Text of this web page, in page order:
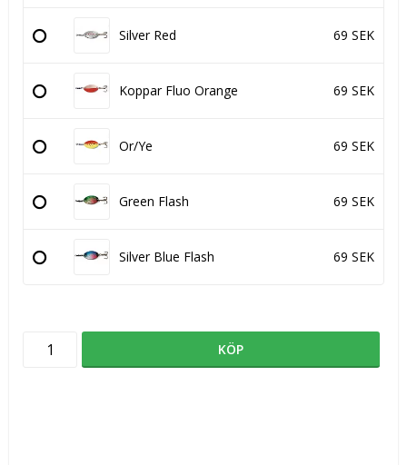
Silver Red 69 SEK
Koppar Fluo Orange 69 SEK
Or/Ye 69 SEK
Green Flash 69 SEK
Silver Blue Flash 69 SEK
KÖP